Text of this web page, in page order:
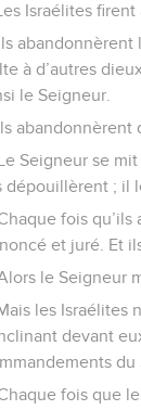
Israélites
abandonnèrent
à d’autres
le Seigneur.
abandonnèrent
Seigneur se
dépouillèrent ; il
fois
et juré. Et
le Seigneur
les Israélites
devant
du
fois que